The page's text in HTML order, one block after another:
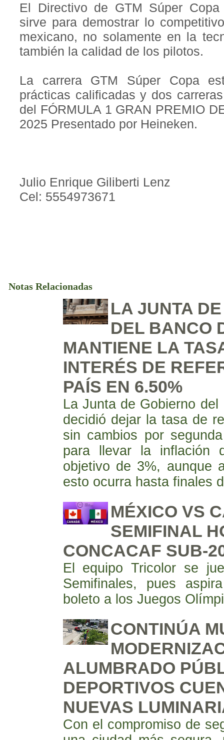
El Directivo de GTM Súper
sirve para demostrar lo
mexicano, no solamente en la
también la calidad de los pilotos.
La carrera GTM Súper Copa
prácticas calificadas y dos
del FÓRMULA 1 GRAN PREMIO
2025 Presentado por Heineken.
Julio Enrique Giliberti Lenz
Cel: 5554973671
Notas Relacionadas
LA JUNTA
DEL BANCO
MANTIENE LA
INTERÉS DE
PAÍS EN 6.50%
La Junta de Gobierno
decidió dejar la tasa de
sin cambios por
para llevar la inflación
objetivo de 3%, aunque
esto ocurra hasta finales
MÉXICO VS
SEMIFINAL
CONCACAF SUB-
El equipo Tricolor se
Semifinales, pues
boleto a los Juegos
CONTINÚA
ALUMBRADO
DEPORTIVOS
NUEVAS
Con el compromiso de